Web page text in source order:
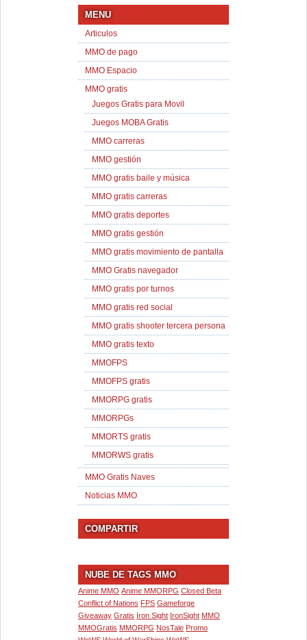
MENU
Articulos
MMO de pago
MMO Espacio
MMO gratis
Juegos Gratis para Movil
Juegos MOBA Gratis
MMO carreras
MMO gestión
MMO gratis baile y música
MMO gratis carreras
MMO gratis deportes
MMO gratis gestión
MMO gratis movimiento de pantalla
MMO Gratis navegador
MMO gratis por turnos
MMO gratis red social
MMO gratis shooter tercera persona
MMO gratis texto
MMOFPS
MMOFPS gratis
MMORPG gratis
MMORPGs
MMORTS gratis
MMORWS gratis
MMO Gratis Naves
Noticias MMO
COMPARTIR
NUBE DE TAGS MMO
Anime MMO Anime MMORPG Closed Beta
Conflict of Nations FPS Gameforge
Giveaway Gratis Iron Sight IronSight MMO
MMOGratis MMORPG NosTale Promo